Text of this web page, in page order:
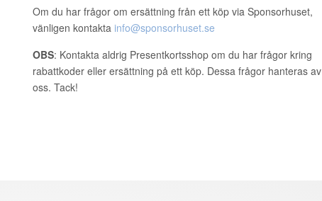
Om du har frågor om ersättning från ett köp via Sponsorhuset,
vänligen kontakta info@sponsorhuset.se
OBS: Kontakta aldrig Presentkortsshop om du har frågor kring
rabattkoder eller ersättning på ett köp. Dessa frågor hanteras av
oss. Tack!